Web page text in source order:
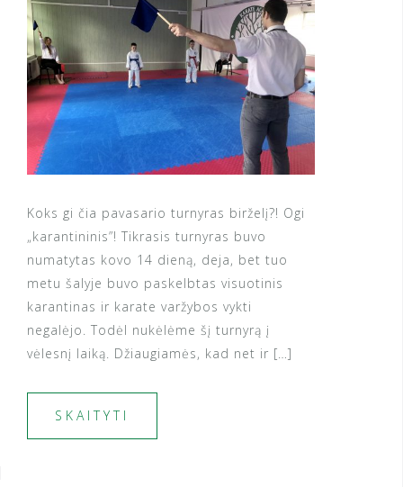
Koks gi čia pavasario turnyras birželį?! Ogi
„karantininis”! Tikrasis turnyras buvo
numatytas kovo 14 dieną, deja, bet tuo
metu šalyje buvo paskelbtas visuotinis
karantinas ir karate varžybos vykti
negalėjo. Todėl nukėlėme šį turnyrą į
vėlesnį laiką. Džiaugiamės, kad net ir […]
SKAITYTI